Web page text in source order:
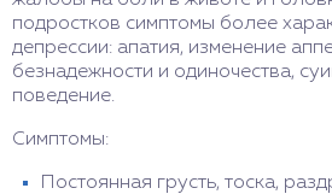
подростков симптомы более
депрессии: апатия, изменение
безнадежности и одиночества,
поведение.
Симптомы:
Постоянная грусть, тоска,